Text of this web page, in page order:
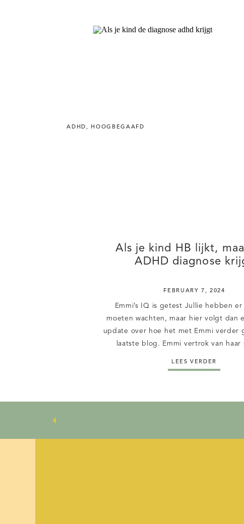
ADHD , HOOGBEGAAFD
Als je kind HB lijkt,
ADHD diagnose
FEBRUARY 7, 2024
Emmi’s IQ is getest Jullie hebben
moeten wachten, maar hier volgt dan
update over hoe het met Emmi verder
laatste blog. Emmi vertrok van haar
overdracht was duidelijk gegaan.
LEES VERDER